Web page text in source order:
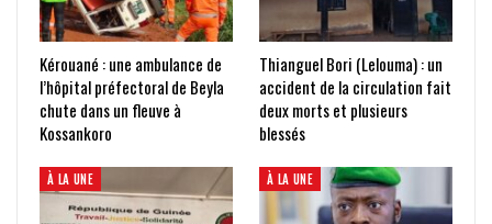
Kérouané : une ambulance de
l’hôpital préfectoral de Beyla
chute dans un fleuve à
Kossankoro
Thianguel Bori (Lelouma) : un
accident de la circulation fait
deux morts et plusieurs
blessés
À LA UNE À LA UNE